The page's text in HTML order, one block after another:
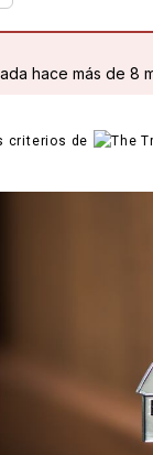
hace más de 8
criterios de